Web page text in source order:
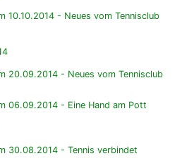
10.10.2014 - Neues vom Tennisclub
20.09.2014 - Neues vom Tennisclub
06.09.2014 - Eine Hand am Pott
30.08.2014 - Tennis verbindet